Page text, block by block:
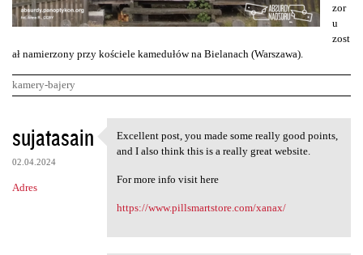
zor
u
zost
ał namierzony przy kościele kamedułów na Bielanach (Warszawa).
kamery-bajery
K
o
m
e
sujatasain
02.04.2024
Adres
Excellent post, you made some
Excellent post, you made some really good points,
and I also think this is a really great website.
For more info visit here
https://www.pillsmartstore.com/xanax/